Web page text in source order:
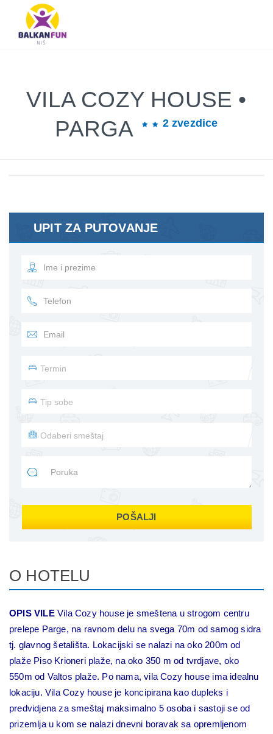
Travel
EVROPSKI
GRADOVI
VILA COZY HOUSE •
PARGA
2 zvezdice
UPIT ZA PUTOVANJE
POŠALJI
O HOTELU
OPIS VILE Vila Cozy house je smeštena u strogom centru
prelepe Parge, na ravnom delu na svega 70m od samog sidra
tj. glavnog šetališta. Lokacijski se nalazi na oko 200m od
plaže Piso Krioneri plaže, na oko 350 m od tvrdjave, oko
550m od Valtos plaže. Po nama, vila Cozy house ima idealnu
lokaciju. Vila Cozy house je koncipirana kao dupleks i
predvidjena za smeštaj maksimalno 5 osoba i sastoji se od
prizemlja u kom se nalazi dnevni boravak sa opremljenom